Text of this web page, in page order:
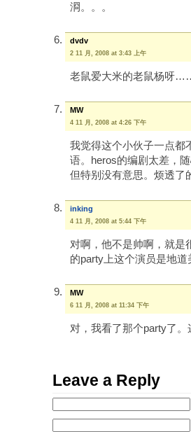
浻。。。
dvdv
2 11 月, 2008 at 3:43 上午
老鼠爱大米的老鼠杨呀
MW
4 11 月, 2008 at 4:26 下午
我觉得这个小伙子一点都
语。heros的编剧太差，
但特别没有意思。烦透了
inking
4 11 月, 2008 at 5:44 下午
对啊，他不是帅啊，就是
的party上这个演员是地道
MW
6 11 月, 2008 at 11:34 下午
对，我看了那个party了
Leave a Reply